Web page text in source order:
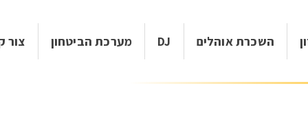
השכרת אוהלים DJ מערכת הביטחון צור